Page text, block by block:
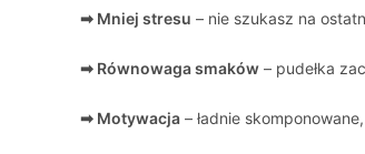
➡ Mniej stresu – nie szukasz na
➡ Równowaga smaków – pudełka
➡ Motywacja – ładnie